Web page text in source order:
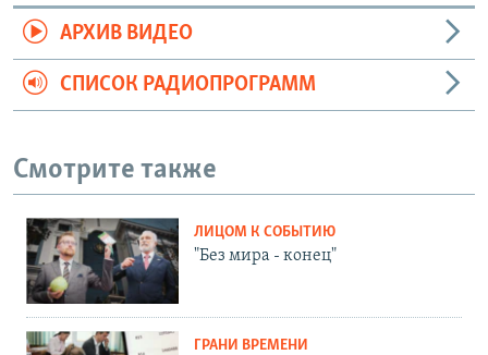
АРХИВ ВИДЕО
СПИСОК РАДИОПРОГРАММ
Смотрите также
ЛИЦОМ К СОБЫТИЮ
"Без мира - конец"
ГРАНИ ВРЕМЕНИ